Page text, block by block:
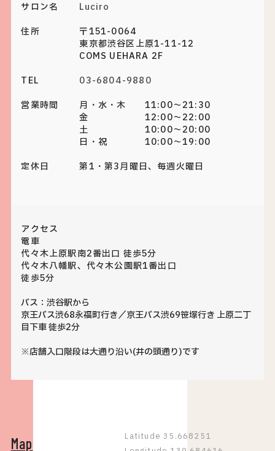
サロン名
Luciro
住所
〒151-0064
東京都渋谷区上原1-11-12
COMS UEHARA 2F
TEL
03-6804-9880
営業時間
月・水・木 11:00～21:30
金 12:00～22:00
土 10:00～20:00
日・祝 10:00～19:00
定休日
第1・第3月曜日、毎週火曜日
アクセス
電車
代々木上原駅南2番出口 徒歩5分
代々木八幡駅、代々木公園駅1番出口
徒歩5分
バス：渋谷駅から
京王バス渋68永福町行き／京王バス渋69笹塚行き 上原二丁
目下車 徒歩2分
※店舗入口階段は大通り沿い(井の頭通り)です
Map
Latitude 35.668251